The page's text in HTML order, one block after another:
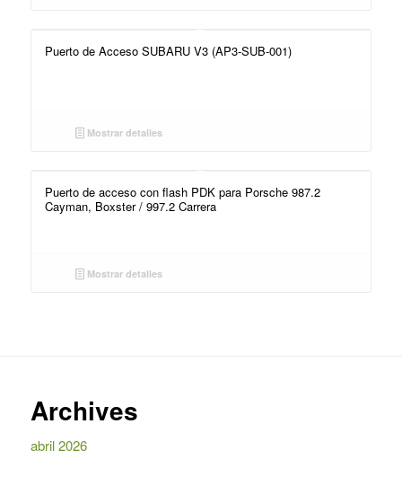
Puerto de Acceso SUBARU V3 (AP3-SUB-001)
Mostrar detalles
Puerto de acceso con flash PDK para Porsche 987.2
Cayman, Boxster / 997.2 Carrera
Mostrar detalles
Archives
abril 2026